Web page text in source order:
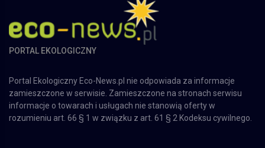
PORTAL EKOLOGICZNY
Portal Ekologiczny Eco-News.pl nie odpowiada za informacje
zamieszczone w serwisie. Zamieszczone na stronach serwisu
informacje o towarach i usługach nie stanowią oferty w
rozumieniu art. 66 § 1 w związku z art. 61 § 2 Kodeksu cywilnego.